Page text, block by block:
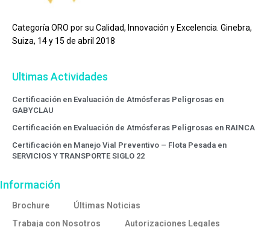
Categoría ORO por su Calidad, Innovación y Excelencia. Ginebra,
Suiza, 14 y 15 de abril 2018
Ultimas Actividades
Certificación en Evaluación de Atmósferas Peligrosas en
GABYCLAU
Certificación en Evaluación de Atmósferas Peligrosas en RAINCA
Certificación en Manejo Vial Preventivo – Flota Pesada en
SERVICIOS Y TRANSPORTE SIGLO 22
Información
Brochure
Últimas Noticias
Trabaja con Nosotros
Autorizaciones Legales